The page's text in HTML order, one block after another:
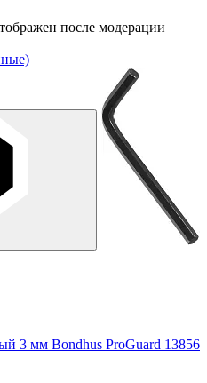
после модерации
3 мм Bondhus ProGuard 13856